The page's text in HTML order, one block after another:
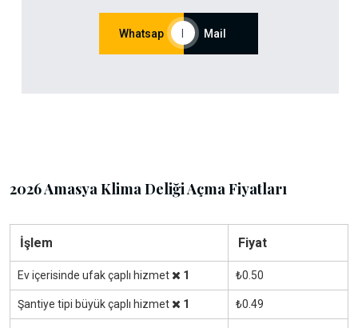
Whatsap | Mail
2026 Amasya Klima Deliği Açma Fiyatları
İşlem Fiyat
Ev içerisinde ufak çaplı hizmet 1 ₺0.50
Şantiye tipi büyük çaplı hizmet 1 ₺0.49